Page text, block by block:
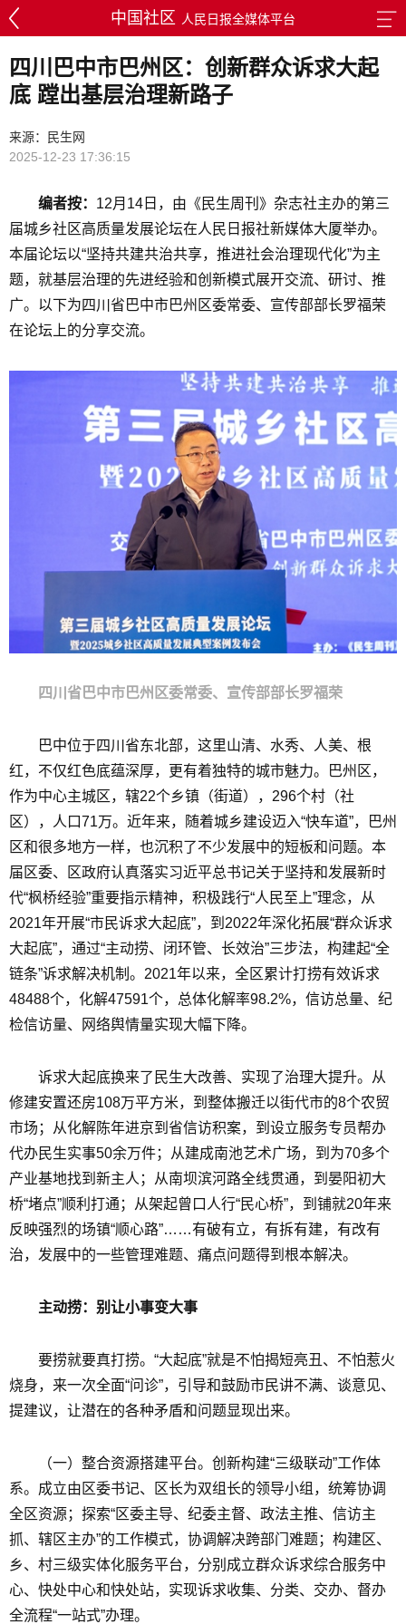
中国社区 人民日报全媒体平台
四川巴中市巴州区：创新群众诉求大起
底 蹚出基层治理新路子
来源：民生网
2025-12-23 17:36:15
编者按： 12月14日，由《民生周刊》杂志社主办的第三
届城乡社区高质量发展论坛在人民日报社新媒体大厦举办。
本届论坛以“坚持共建共治共享，推进社会治理现代化”为主
题，就基层治理的先进经验和创新模式展开交流、研讨、推
广。以下为四川省巴中市巴州区委常委、宣传部部长罗福荣
在论坛上的分享交流。
四川省巴中市巴州区委常委、宣传部部长罗福荣
巴中位于四川省东北部，这里山清、水秀、人美、根
红，不仅红色底蕴深厚，更有着独特的城市魅力。巴州区，
作为中心主城区，辖22个乡镇（街道），296个村（社
区），人口71万。近年来，随着城乡建设迈入“快车道”，巴州
区和很多地方一样，也沉积了不少发展中的短板和问题。本
届区委、区政府认真落实习近平总书记关于坚持和发展新时
代“枫桥经验”重要指示精神，积极践行“人民至上”理念，从
2021年开展“市民诉求大起底”，到2022年深化拓展“群众诉求
大起底”，通过“主动捞、闭环管、长效治”三步法，构建起“全
链条”诉求解决机制。2021年以来，全区累计打捞有效诉求
48488个，化解47591个，总体化解率98.2%，信访总量、纪
检信访量、网络舆情量实现大幅下降。
诉求大起底换来了民生大改善、实现了治理大提升。从
修建安置还房108万平方米，到整体搬迁以街代市的8个农贸
市场；从化解陈年进京到省信访积案，到设立服务专员帮办
代办民生实事50余万件；从建成南池艺术广场，到为70多个
产业基地找到新主人；从南坝滨河路全线贯通，到晏阳初大
桥“堵点”顺利打通；从架起曾口人行“民心桥”，到铺就20年来
反映强烈的场镇“顺心路”……有破有立，有拆有建，有改有
治，发展中的一些管理难题、痛点问题得到根本解决。
主动捞：别让小事变大事
要捞就要真打捞。“大起底”就是不怕揭短亮丑、不怕惹火
烧身，来一次全面“问诊”，引导和鼓励市民讲不满、谈意见、
提建议，让潜在的各种矛盾和问题显现出来。
（一）整合资源搭建平台。创新构建“三级联动”工作体
系。成立由区委书记、区长为双组长的领导小组，统筹协调
全区资源；探索“区委主导、纪委主督、政法主推、信访主
抓、辖区主办”的工作模式，协调解决跨部门难题；构建区、
乡、村三级实体化服务平台，分别成立群众诉求综合服务中
心、快处中心和快处站，实现诉求收集、分类、交办、督办
全流程“一站式”办理。